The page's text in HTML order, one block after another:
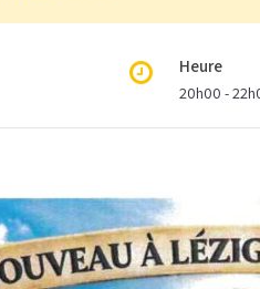
Heure
20h00 -